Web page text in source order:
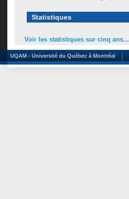
Statistiques
Voir les statistiques sur cinq ans...
UQAM - Université du Québec à Montréal